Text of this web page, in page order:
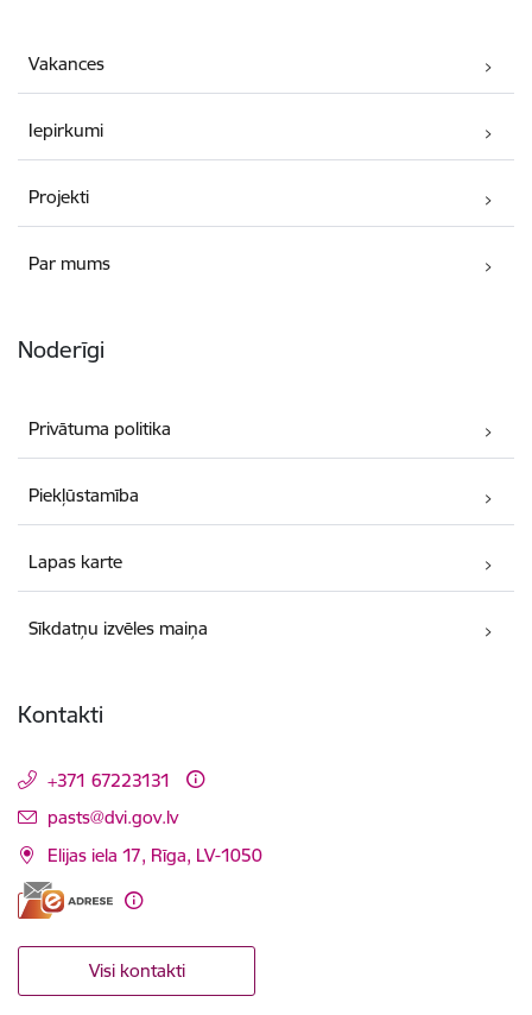
Vakances
Iepirkumi
Projekti
Par mums
Noderīgi
Privātuma politika
Piekļūstamība
Lapas karte
Sīkdatņu izvēles maiņa
Kontakti
+371 67223131
E-pasts:
pasts@dvi.gov.lv
Elijas iela 17, Rīga, LV-1050
Visi kontakti